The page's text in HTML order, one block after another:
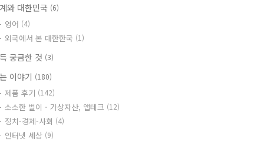
와 대한민국 (6)
영어 (4)
외국에서 본 대한한국 (1)
궁금한 것 (3)
이야기 (180)
제품 후기 (142)
소소한 벌이 - 가상자산, 앱테크 (12)
정치-경제-사회 (4)
인터넷 세상 (9)